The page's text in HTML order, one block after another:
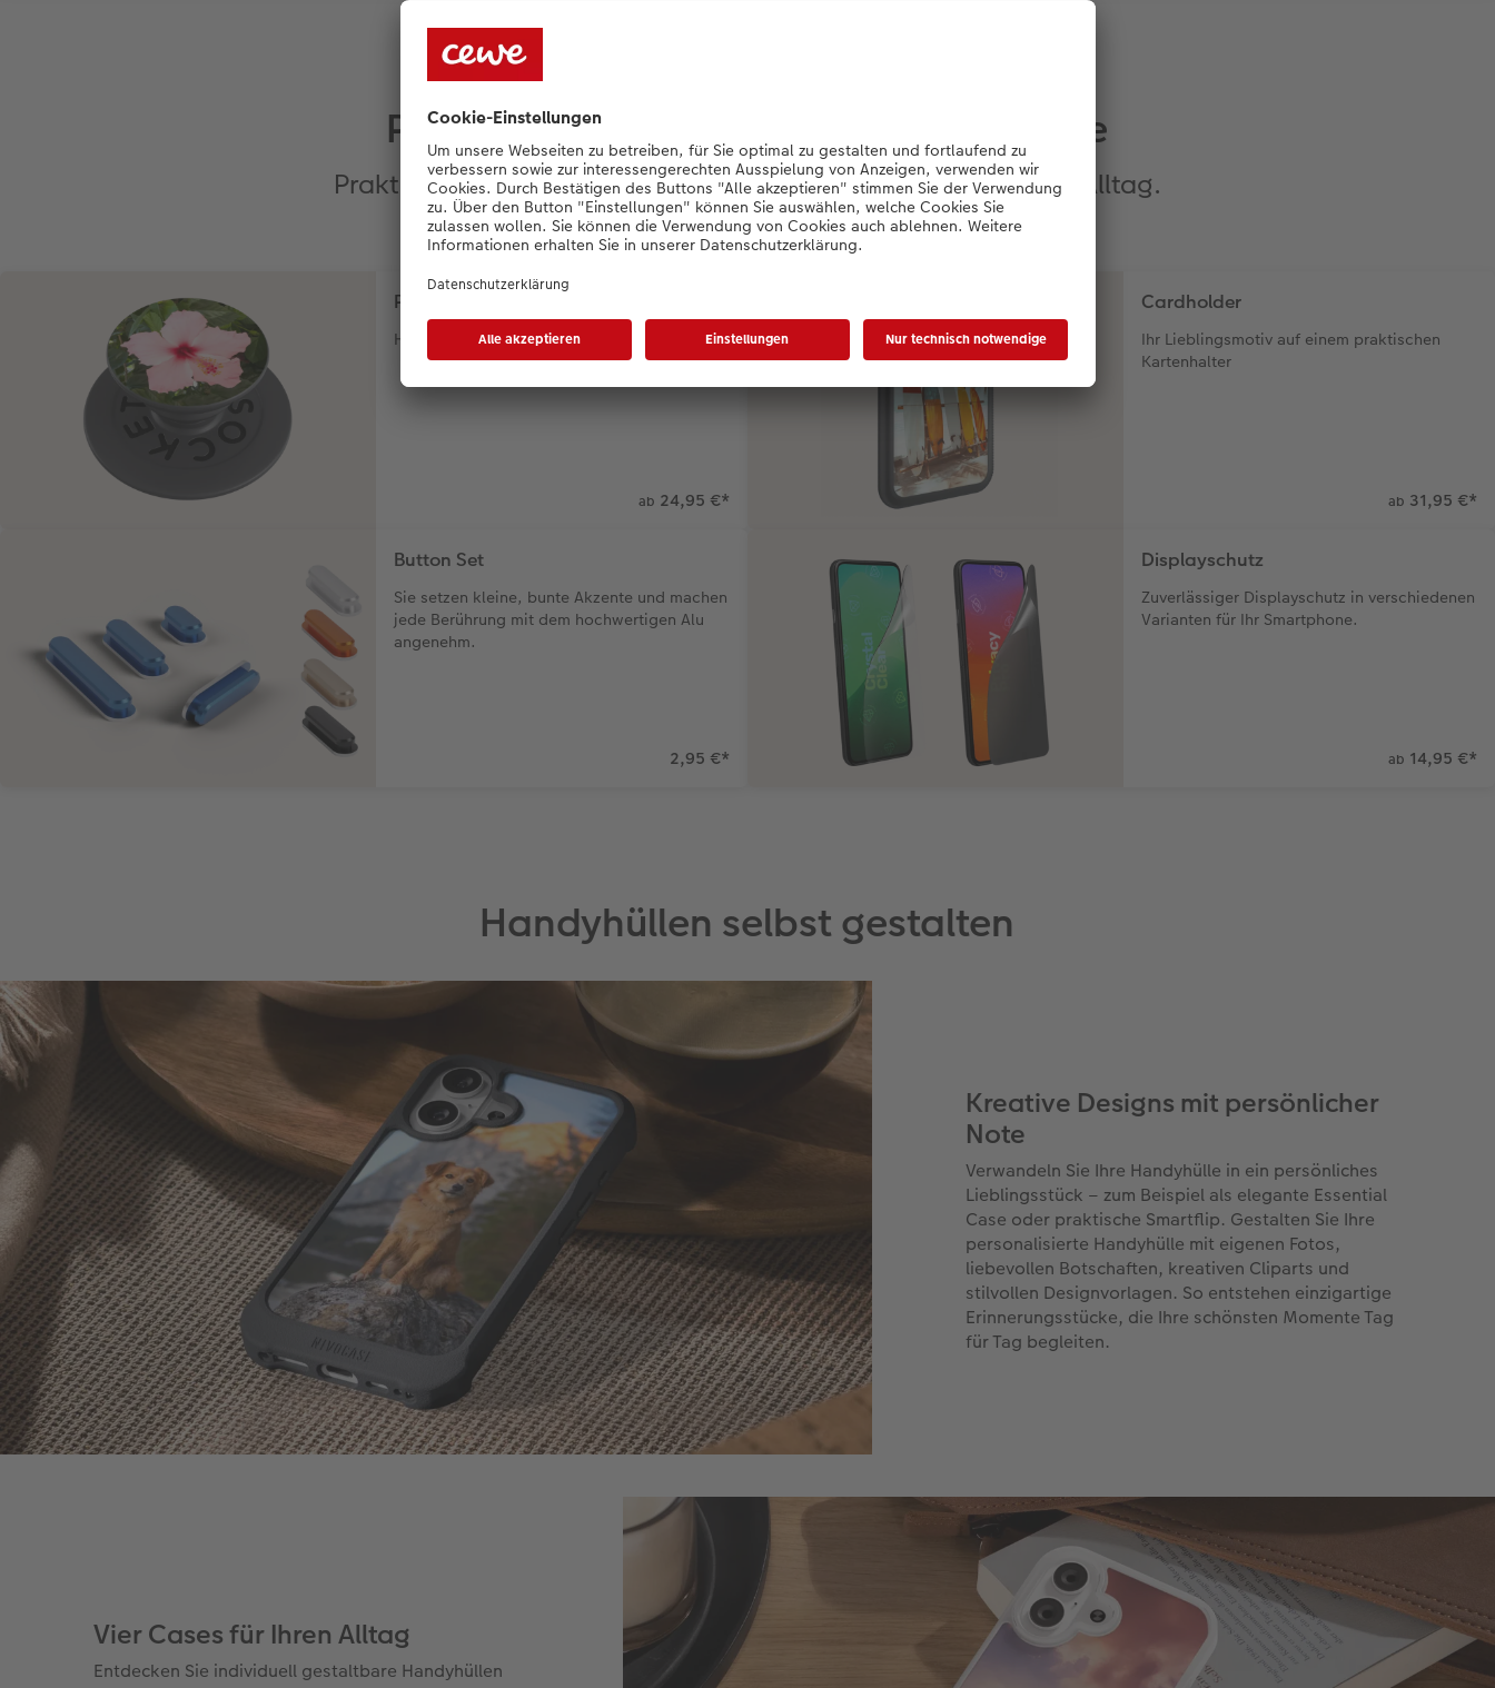
Passendes Zubehör für Ihr Smartphone
Praktische Extras für Schutz, Komfort und stilvolle Akzente im Alltag.
PopGrip
Handyhalterung für vielseitige Abenteuer
ab 24,95 €*
Cardholder
Ihr Lieblingsmotiv auf einem praktischen
Kartenhalter
ab 31,95 €*
Button Set
Sie setzen kleine, bunte Akzente und machen
jede Berührung mit dem hochwertigen Alu
angenehm.
2,95 €*
Displayschutz
Zuverlässiger Displayschutz in verschiedenen
Varianten für Ihr Smartphone.
ab 14,95 €*
Handyhüllen selbst gestalten
Kreative Designs mit persönlicher
Note
Verwandeln Sie Ihre Handyhülle in ein persönliches
Lieblingsstück – zum Beispiel als elegante Essential
Case oder praktische Smartflip. Gestalten Sie Ihre
personalisierte Handyhülle mit eigenen Fotos,
liebevollen Botschaften, kreativen Cliparts und
stilvollen Designvorlagen. So entstehen einzigartige
Erinnerungsstücke, die Ihre schönsten Momente Tag
für Tag begleiten.
Vier Cases für Ihren Alltag
Entdecken Sie individuell gestaltbare Handyhüllen